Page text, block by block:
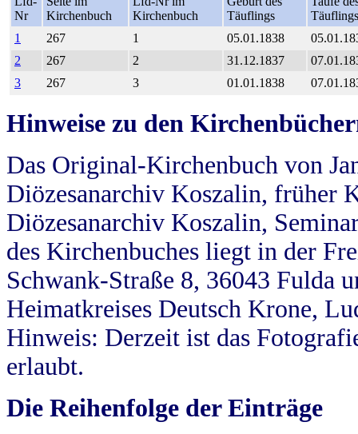
Nr
Kirchenbuch
Kirchenbuch
Täuflings
Täuflings
1
267 1 05.01.1838
2
267 2 31.12.1837
3
267 3 01.01.1838
Hinweise zu den
Das Original-Kirchenbuch von
Diözesanarchiv Koszalin, früher
Diözesanarchiv Koszalin,
des Kirchenbuches liegt in der
Schwank-Straße 8, 36043 Fulda
Heimatkreises Deutsch Krone,
Hinweis: Derzeit ist das
erlaubt.
Die Reihenfolge der Einträge